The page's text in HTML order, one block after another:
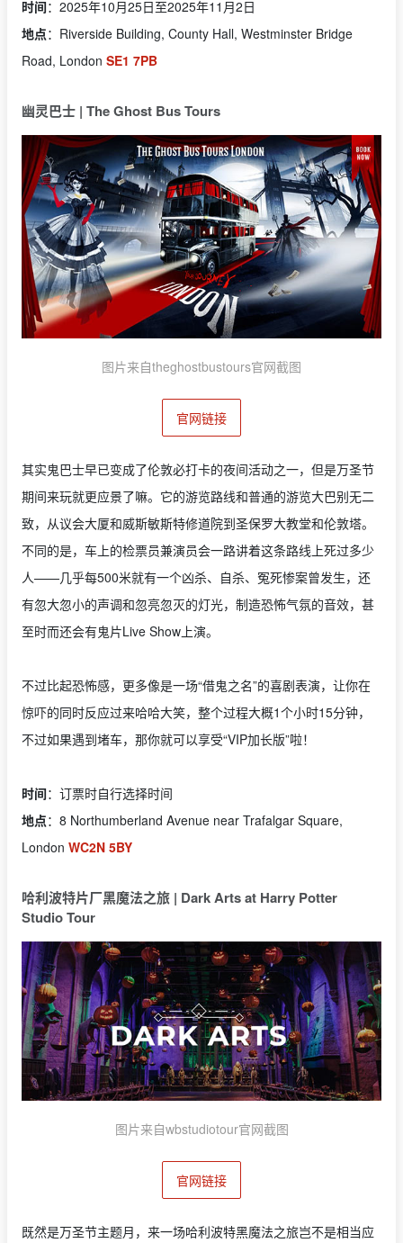
时间：2025年10月25日至2025年11月2日
地点：Riverside Building, County Hall, Westminster Bridge
Road, London SE1 7PB
幽灵巴士 | The Ghost Bus Tours
图片来自theghostbustours官网截图
官网链接
其实鬼巴士早已变成了伦敦必打卡的夜间活动之一，但是万圣节
期间来玩就更应景了嘛。它的游览路线和普通的游览大巴别无二
致，从议会大厦和威斯敏斯特修道院到圣保罗大教堂和伦敦塔。
不同的是，车上的检票员兼演员会一路讲着这条路线上死过多少
人——几乎每500米就有一个凶杀、自杀、冤死惨案曾发生，还
有忽大忽小的声调和忽亮忽灭的灯光，制造恐怖气氛的音效，甚
至时而还会有鬼片Live Show上演。
不过比起恐怖感，更多像是一场“借鬼之名”的喜剧表演，让你在
惊吓的同时反应过来哈哈大笑，整个过程大概1个小时15分钟，
不过如果遇到堵车，那你就可以享受“VIP加长版”啦！
时间：订票时自行选择时间
地点：8 Northumberland Avenue near Trafalgar Square,
London WC2N 5BY
哈利波特片厂黑魔法之旅 | Dark Arts at Harry Potter
Studio Tour
图片来自wbstudiotour官网截图
官网链接
既然是万圣节主题月，来一场哈利波特黑魔法之旅岂不是相当应